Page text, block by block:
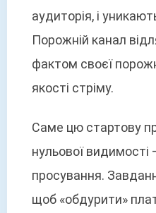
аудиторія, і
Порожній канал
фактом своєї
якості стріму.
Саме цю стартову
нульової видимості
просування.
щоб «обдурити»